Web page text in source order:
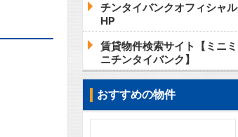
チンタイバンクオフィシャル
HP
賃貸物件検索サイト【ミニミ
ニチンタイバンク】
おすすめの物件